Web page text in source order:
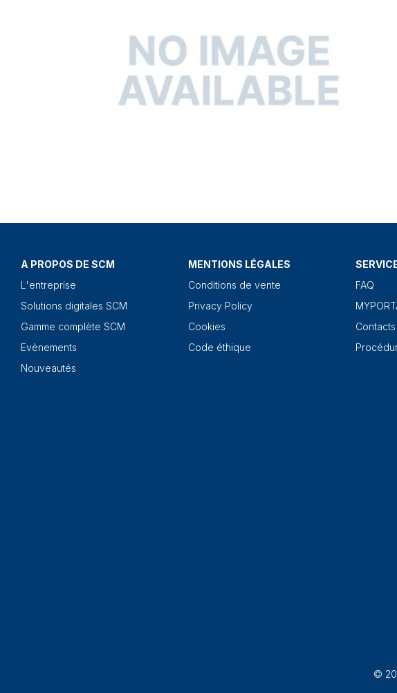
A PROPOS DE SCM
L'entreprise
Solutions digitales SCM
Gamme complète SCM
Evènements
Nouveautés
MENTIONS LÉGALES
Conditions de vente
Privacy Policy
Cookies
Code éthique
FAQ
Contacts
©